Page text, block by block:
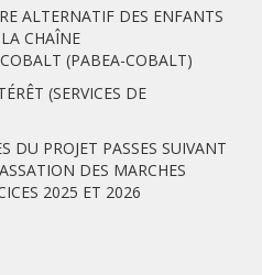
ALTERNATIF DES ENFANTS
CHAÎNE
(PABEA-COBALT)
(SERVICES DE
DU PROJET PASSES SUIVANT
DES MARCHES
2025 ET 2026